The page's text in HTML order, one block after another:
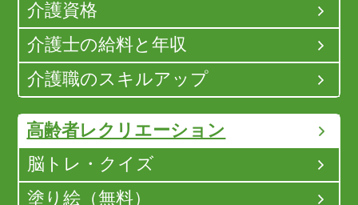
介護資格
介護士の給料と年収
介護職のスキルアップ
高齢者レクリエーション
脳トレ・クイズ
塗り絵（無料）